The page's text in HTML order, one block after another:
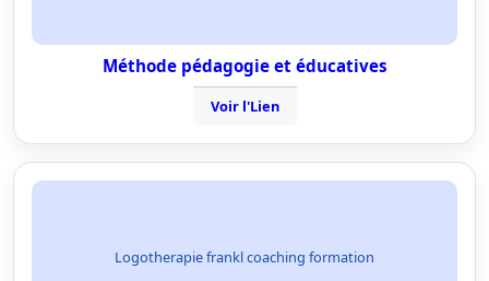
Méthode pédagogie et éducatives
Voir l'Lien
Logotherapie frankl coaching formation